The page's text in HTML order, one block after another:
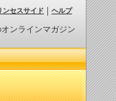
ンラインマガジン
ンセスサイド ヘルプ